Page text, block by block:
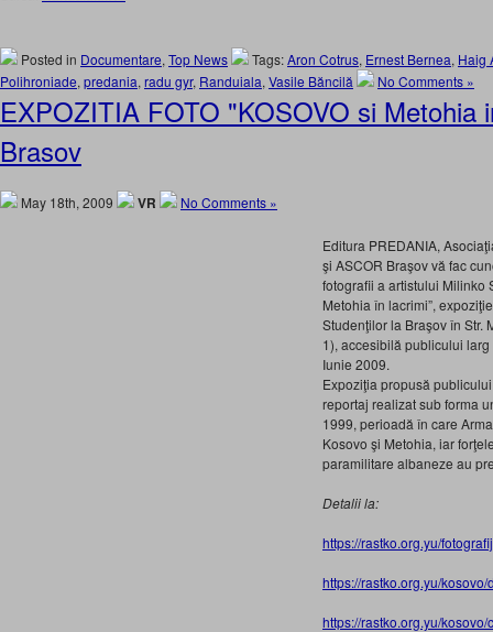
Posted in Documentare, Top News Tags:Aron Cotrus, Ernest Bernea, Haig
Polihroniade, predania, radu gyr, Randuiala, Vasile Băncilă No Comments »
EXPOZITIA FOTO "KOSOVO si Metohia
Brasov
May 18th, 2009 VR No Comments »
Editura PREDANIA,
şi ASCOR Braşov vă fac
fotografii a artistului Milinko
Metohia în lacrimi”,
Studenţilor la Braşov în Str.
1), accesibilă publicului
Iunie 2009.
Expoziţia propusă
reportaj realizat sub forma
1999, perioadă în care
Kosovo şi Metohia, iar
paramilitare albaneze au
Detalii la:
https://rastko.org.yu/
https://rastko.org.yu/
https://rastko.org.yu/kosovo/